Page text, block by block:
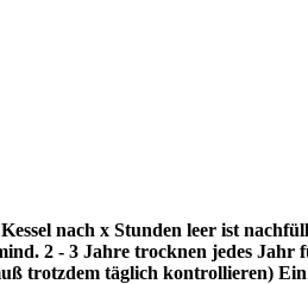
nach x Stunden leer ist
2 - 3 Jahre trocknen jedes Jahr
trotzdem täglich kontrollieren)